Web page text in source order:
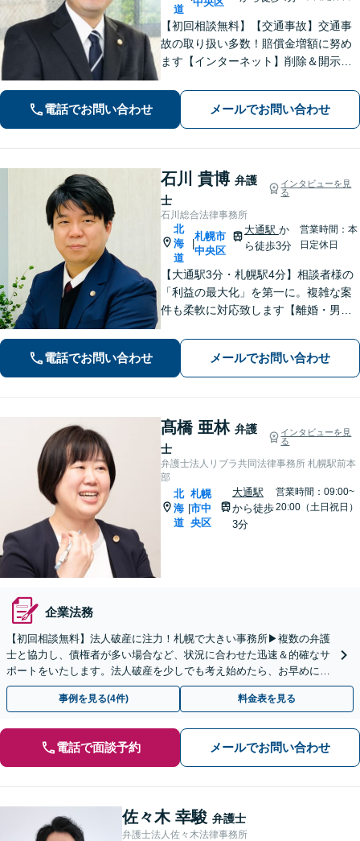
道
【初回相談無料】【交通事故】交通事
故の取り扱い多数！賠償金増額に努め
ます【インターネット】削除＆開示請
事事件】超速対応！【電話・メール相
談可】【大通駅／札幌駅5分】
電話でお問い合わせ メールでお問い合わせ
石川 貴博 弁護
士
インタビューを見
る
石川総合法律事務所
北
海
道
札幌市
中央区
大通駅 か
ら徒歩3分
営業時間：本
日定休日
【大通駅3分・札幌駅4分】相談者様の
「利益の最大化」を第一に。複雑な案
件も柔軟に対応致します【離婚・男女
を見据えた解決をご提案いたします
【借金・債務整理】自己破産や個人整
理など新しい未来の始まりを支援いた
します
電話でお問い合わせ メールでお問い合わせ
髙橋 亜林 弁護
士
インタビューを見
る
弁護士法人リブラ共同法律事務所 札幌駅前本
部
北
海
道
札幌
市中
央区
大通駅
から徒歩
3分
営業時間：09:00~
20:00（土日祝日）
企業法務
【初回相談無料】法人破産に注力！札幌で大きい事務所▶︎複数の弁護
士と協力し、債権者が多い場合など、状況に合わせた迅速＆的確なサ
ポートをいたします。法人破産を少しでも考え始めたら、お早めに
【面談】をご予約ください【休日・夜間相談可】
事例を見る(4件) 料金表を見る
電話で面談予約 メールでお問い合わせ
佐々木 幸駿 弁護士
弁護士法人佐々木法律事務所